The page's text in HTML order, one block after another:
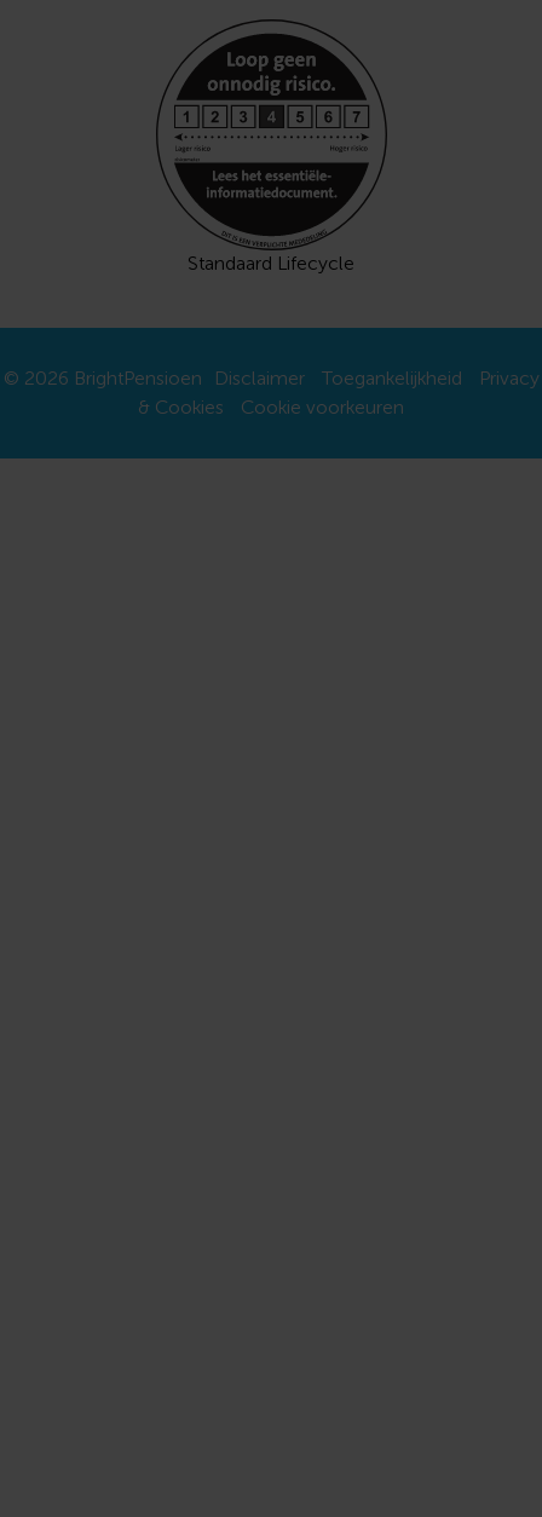
Standaard Lifecycle
© 2026 BrightPensioen Disclaimer Toegankelijkheid
Privacy
& Cookies
Cookie voorkeuren